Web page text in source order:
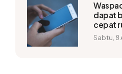
dapat
cepat
Sabtu, 8